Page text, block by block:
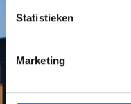
Statistieken
Marketing